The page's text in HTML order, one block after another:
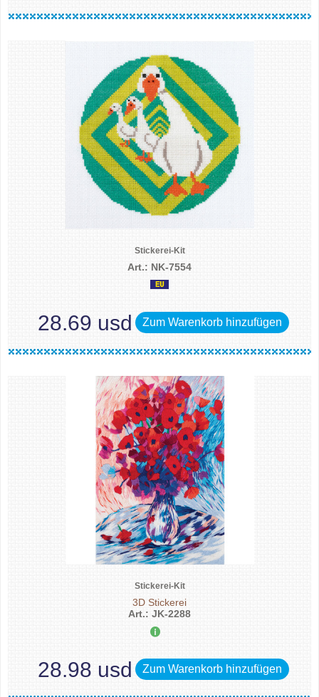
Stickerei-Kit
Art.: NK-7554
28.69 usd Zum Warenkorb hinzufügen
Stickerei-Kit
3D Stickerei
Art.: JK-2288
28.98 usd Zum Warenkorb hinzufügen